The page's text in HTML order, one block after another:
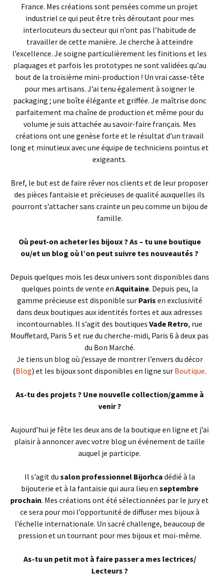
France. Mes créations sont pensées comme un projet
industriel ce qui peut être très déroutant pour mes
interlocuteurs du secteur qui n’ont pas l’habitude de
travailler de cette manière. Je cherche à atteindre
l’excellence. Je soigne particulièrement les finitions et les
plaquages et parfois les prototypes ne sont validées qu’au
bout de la troisième mini-production ! Un vrai casse-tête
pour mes artisans. J’ai tenu également à soigner le
packaging ; une boîte élégante et griffée. Je maîtrise donc
parfaitement ma chaîne de production et même pour du
volume je suis attachée au savoir-faire français. Mes
créations ont une genèse forte et le résultat d’un travail
long et minutieux avec une équipe de techniciens pointus et
exigeants.
Bref, le but est de faire rêver nos clients et de leur proposer
des pièces fantaisie et précieuses de qualité auxquelles ils
pourront s’attacher sans crainte un peu comme un bijou de
famille.
Où peut-on acheter les bijoux ? As – tu une boutique
ou/et un blog où l’on peut suivre tes nouveautés ?
Depuis quelques mois les deux univers sont disponibles dans
quelques points de vente en Aquitaine. Depuis peu, la
gamme précieuse est disponible sur Paris en exclusivité
dans deux boutiques aux identités fortes et aux adresses
incontournables. Il s’agit des boutiques Vade Retro, rue
Mouffetard, Paris 5 et rue du cherche-midi, Paris 6 à deux pas
du Bon Marché.
Je tiens un blog où j’essaye de montrer l’envers du décor
(Blog) et les bijoux sont disponibles en ligne sur Boutique.
As-tu des projets ? Une nouvelle collection/gamme à
venir ?
Aujourd’hui je fête les deux ans de la boutique en ligne et j’ai
plaisir à annoncer avec votre blog un événement de taille
auquel je participe.
Il s’agit du salon professionnel Bijorhca dédié à la
bijouterie et à la fantaisie qui aura lieu en septembre
prochain. Mes créations ont été sélectionnées par le jury et
ce sera pour moi l’opportunité de diffuser mes bijoux à
l’échelle internationale. Un sacré challenge, beaucoup de
pression et un tournant pour mes bijoux et moi-même.
As-tu un petit mot à faire passer a mes lectrices/
Lecteurs ?